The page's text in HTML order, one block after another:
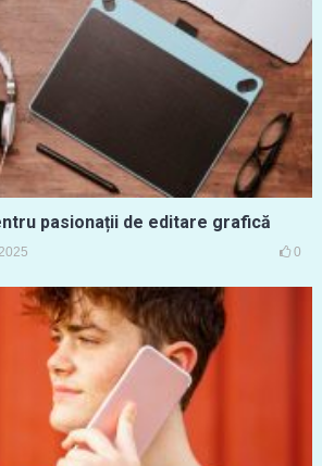
pasionații de editare grafică
0